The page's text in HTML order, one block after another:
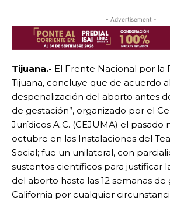
- Advertisement -
Tijuana.- El Frente Nacional por la
Tijuana, concluye que de acuerdo
despenalización del aborto antes
de gestación”, organizado por el
Jurídicos A.C. (CEJUMA) el pasado
octubre en las Instalaciones del
Social; fue un unilateral, con
sustentos científicos para justificar
del aborto hasta las 12 semanas
California por cualquier